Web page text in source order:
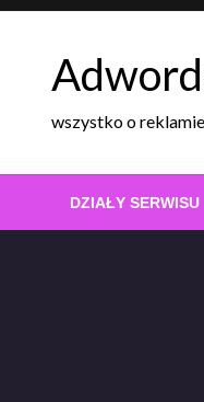
Skip
wszystko o
DZIAŁY SERWISU